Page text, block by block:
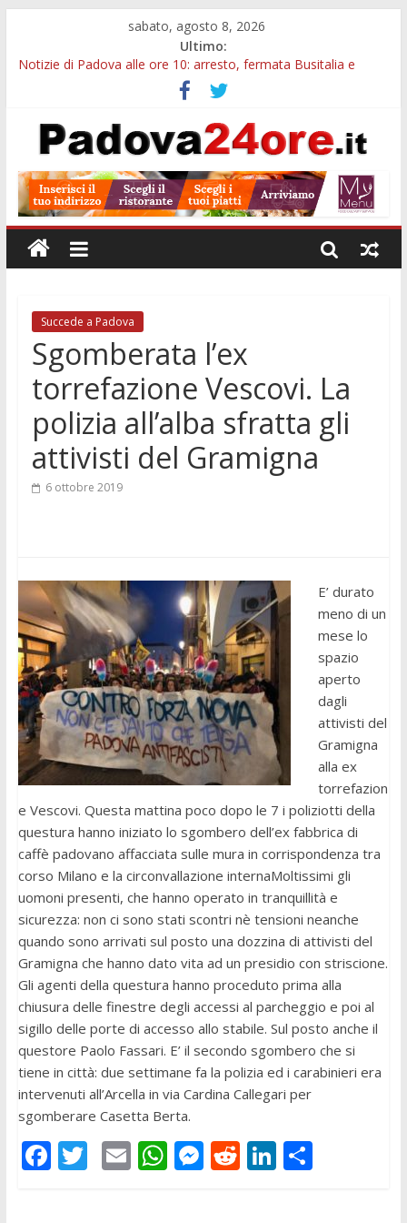
sabato, agosto 8, 2026
Ultimo:
Notizie di Padova alle ore 10: arresto, fermata Busitalia e
Notizie di Padova alle ore 23: maltrattamenti, arresto a
Limena e progetto Cool Shop
Bando sicurezza urbana Veneto: 650mila euro per Comuni e
Sicurezza esodo estivo Padova: più controlli su strade, stazioni
e treni
Bonus trasporto pubblico Veneto: 200 euro per l’abbonamento
annuale
Succede a Padova
Sgomberata l’ex
torrefazione Vescovi. La
polizia all’alba sfratta gli
attivisti del Gramigna
6 ottobre 2019
E’ durato
meno di un
mese lo
spazio
aperto
dagli
attivisti del
Gramigna
alla ex
torrefazion
e Vescovi. Questa mattina poco dopo le 7 i poliziotti della
questura hanno iniziato lo sgombero dell’ex fabbrica di
caffè padovano affacciata sulle mura in corrispondenza tra
corso Milano e la circonvallazione internaMoltissimi gli
uomoni presenti, che hanno operato in tranquillità e
sicurezza: non ci sono stati scontri nè tensioni neanche
quando sono arrivati sul posto una dozzina di attivisti del
Gramigna che hanno dato vita ad un presidio con striscione.
Gli agenti della questura hanno proceduto prima alla
chiusura delle finestre degli accessi al parcheggio e poi al
sigillo delle porte di accesso allo stabile. Sul posto anche il
questore Paolo Fassari. E’ il secondo sgombero che si
tiene in città: due settimane fa la polizia ed i carabinieri era
intervenuti all’Arcella in via Cardina Callegari per
sgomberare Casetta Berta.
F T E W M R Li C